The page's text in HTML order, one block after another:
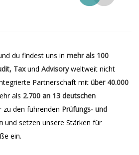
du findest uns in mehr als 100
Taxund Advisoryweltweit nicht
Partnerschaft mit über 40.000
als 2.700 an 13 deutschen
zu den führenden Prüfungs- und
und setzen unsere Stärken für
ein.